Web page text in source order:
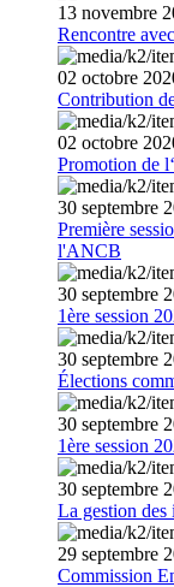
13 novembre
Rencontre
02 octobre
Contribution
02 octobre
Promotion de
30 septembre
Première
l'ANCB
30 septembre
1ère session
30 septembre
Élections
30 septembre
1ère session
30 septembre
La gestion des
29 septembre
Commission